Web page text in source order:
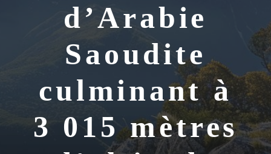
d’Arabie
Saoudite
culminant à
3 015 mètres